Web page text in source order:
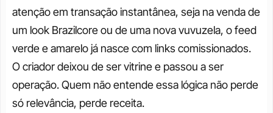
atenção em transação instantânea, seja na venda de
um look Brazilcore ou de uma nova vuvuzela, o feed
verde e amarelo já nasce com links comissionados.
O criador deixou de ser vitrine e passou a ser
operação. Quem não entende essa lógica não perde
só relevância, perde receita.